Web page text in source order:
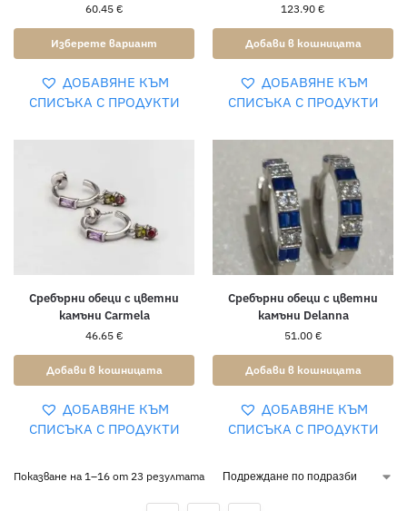
60.45 €
Изберете вариант
ДОБАВЯНЕ КЪМ
СПИСЪКА С ПРОДУКТИ
123.90 €
Добави в кошницата
ДОБАВЯНЕ КЪМ
СПИСЪКА С ПРОДУКТИ
Сребърни обеци с цветни
камъни Carmela
46.65 €
Добави в кошницата
ДОБАВЯНЕ КЪМ
СПИСЪКА С ПРОДУКТИ
Сребърни обеци с цветни
камъни Delanna
51.00 €
Добави в кошницата
ДОБАВЯНЕ КЪМ
СПИСЪКА С ПРОДУКТИ
Показване на 1–16 от 23 резултата